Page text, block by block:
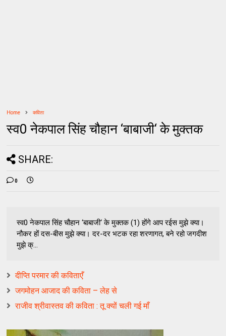
Home कविता
स्व0 नेकपाल सिंह चौहान ‘बाबाजी‘ के मुक्तक
SHARE:
0
स्व0 नेकपाल सिंह चौहान ‘बाबाजी‘ के मुक्तक (1) होंगे आप रईस मुझे क्या।
नौकर हों दस-बीस मुझे क्या। दर-दर भटक रहा शरणागत, बने रहो जगदीश
मुझे क्...
दीप्ति परमार की कविताएँ
जगमोहन आजाद की कविता – लेह से
राजीव श्रीवास्तव की कविता : तू क्यों चली गई माँ